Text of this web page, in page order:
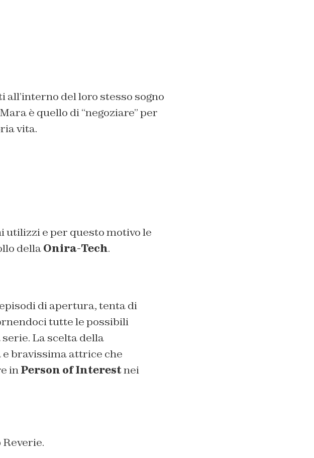
del loro stesso sogno
è quello di “negoziare” per
vita.
utilizzi e per questo motivo le
dellaOnira-Tech.
di apertura, tenta di
tutte le possibili
La scelta della
e bravissima attrice che
inPerson of Interestnei